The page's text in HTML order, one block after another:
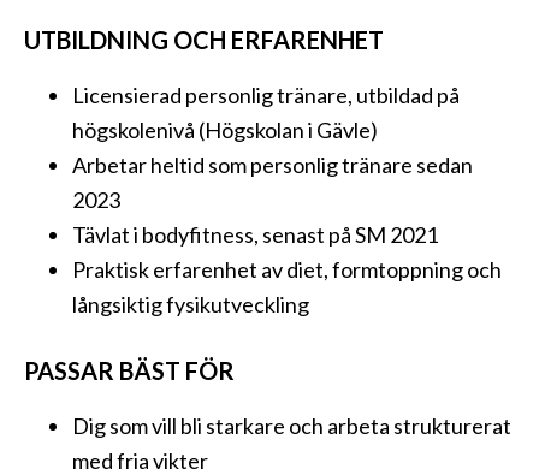
UTBILDNING OCH ERFARENHET
Licensierad personlig tränare, utbildad på
högskolenivå (Högskolan i Gävle)
Arbetar heltid som personlig tränare sedan
2023
Tävlat i bodyfitness, senast på SM 2021
Praktisk erfarenhet av diet, formtoppning och
långsiktig fysikutveckling
PASSAR BÄST FÖR
Dig som vill bli starkare och arbeta strukturerat
med fria vikter